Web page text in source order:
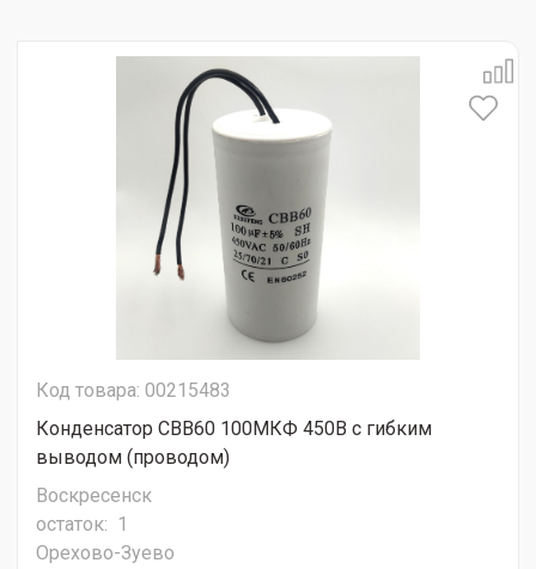
Код товара: 00215483
Конденсатор CBB60 100МКФ 450В с гибким
выводом (проводом)
Воскресенск
остаток: 1
Орехово-Зуево